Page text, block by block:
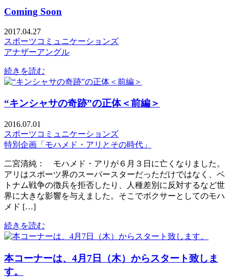
Coming Soon
2017.04.27
スポーツコミュニケーションズ
アナザーアングル
続きを読む
“キンシャサの奇跡”の正体＜前編＞
2016.07.01
スポーツコミュニケーションズ
特別企画「モハメド・アリとその時代」
二宮清純： モハメド・アリが６月３日に亡くなりました。
アリはスポーツ界のスーパースターだっただけではなく、ベ
トナム戦争の徴兵を拒否したり、人種差別に反対するなど世
界に大きな影響を与えました。そこでボクサーとしてのモハ
メド […]
続きを読む
本コーナーは、4月7日（木）からスタート致しま
す。